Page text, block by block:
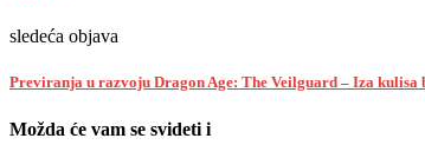
sledeća objava
Previranja u razvoju Dragon Age: The Veilguard – Iza kulisa
Možda će vam se svideti i